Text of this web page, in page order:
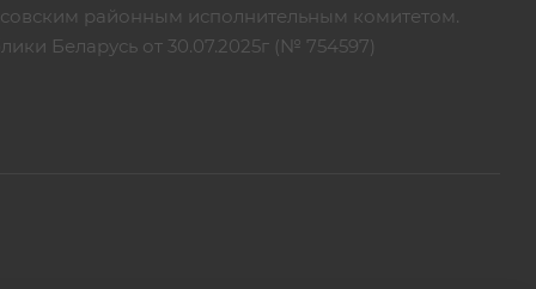
районным исполнительным комитетом.
Беларусь от 30.07.2025г (№ 754597)